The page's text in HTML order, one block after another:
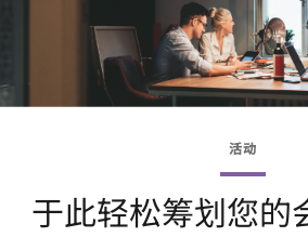
活动
于此轻松筹划您的